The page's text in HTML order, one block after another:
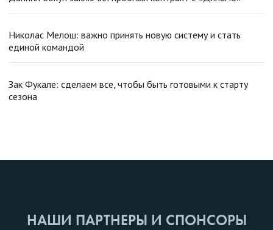
Николас Мелош: важно принять новую систему и стать
единой командой
Зак Фукале: сделаем все, чтобы быть готовыми к старту
сезона
НАШИ ПАРТНЕРЫ И СПОНСОРЫ